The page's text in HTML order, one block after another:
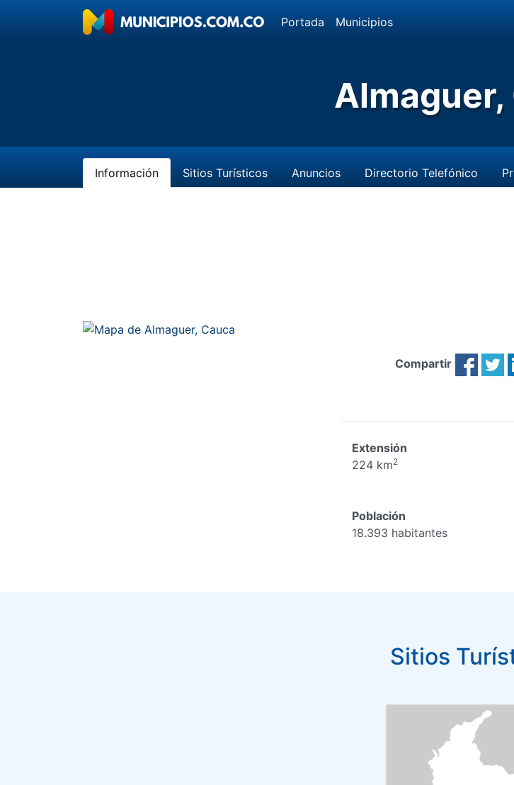
Portada Municipios
Almaguer,
Información Sitios Turísticos Anuncios Directorio Telefónico
Compartir
Extensión
224 km2
Población
18.393 habitantes
Sitios